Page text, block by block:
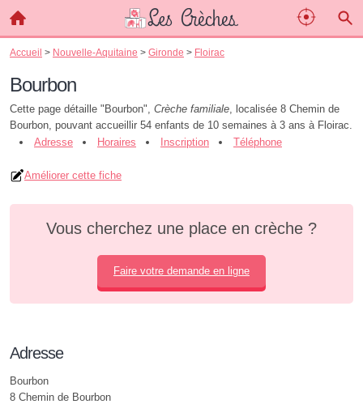
Accueil > Nouvelle-Aquitaine > Gironde > Floirac
Bourbon
Cette page détaille "Bourbon", Crèche familiale, localisée 8 Chemin de
Bourbon, pouvant accueillir 54 enfants de 10 semaines à 3 ans à Floirac.
Adresse
Horaires Inscription Téléphone
Améliorer cette fiche
Vous cherchez une place en crèche ?
Faire votre demande en ligne
Adresse
Bourbon
8 Chemin de Bourbon